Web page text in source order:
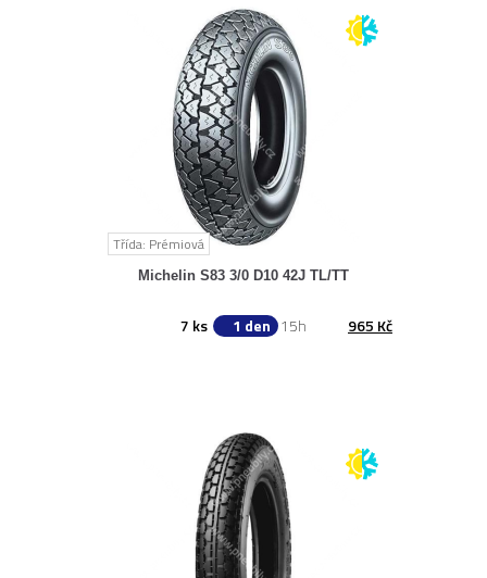
Třída: Prémiová
Michelin S83 3/0 D10 42J TL/TT
965 Kč
15h
1 den
7 ks